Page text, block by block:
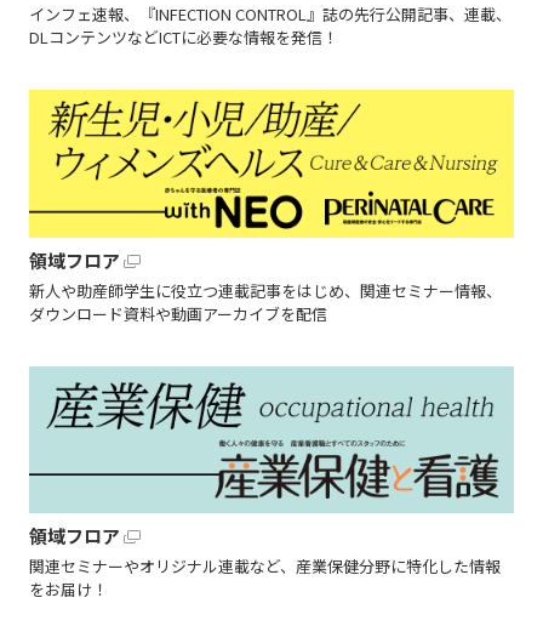
インフェ速報、『INFECTION CONTROL』誌の先行公開記事、連載、
DLコンテンツなどICTに必要な情報を発信！
領域フロア
新人や助産師学生に役立つ連載記事をはじめ、関連セミナー情報、
ダウンロード資料や動画アーカイブを配信
領域フロア
関連セミナーやオリジナル連載など、産業保健分野に特化した情報
をお届け！